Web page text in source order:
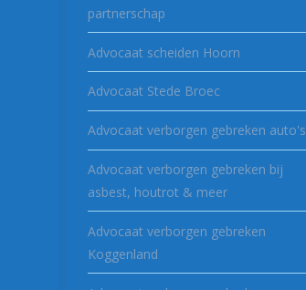
partnerschap
Advocaat scheiden Hoorn
Advocaat Stede Broec
Advocaat verborgen gebreken auto's
Advocaat verborgen gebreken bij
asbest, houtrot & meer
Advocaat verborgen gebreken
Koggenland